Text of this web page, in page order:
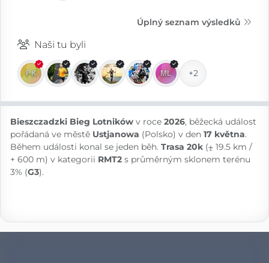
Úplný seznam výsledků
Naši tu byli
+2
Bieszczadzki Bieg Lotników v roce 2026, běžecká událost
pořádaná ve městě Ustjanowa (Polsko) v den 17 května.
Během události konal se jeden běh. Trasa 20k (⨦ 19.5 km /
+ 600 m) v kategorii RMT2 s průměrným sklonem terénu
3% (G3).